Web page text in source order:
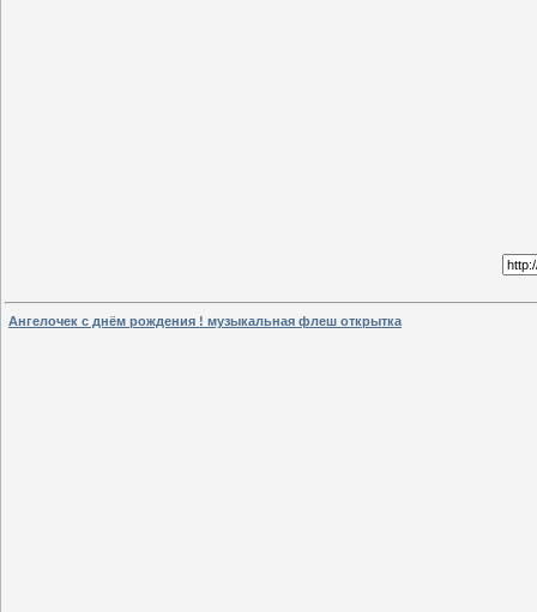
Ангелочек с днём рождения ! музыкальная флеш открытка